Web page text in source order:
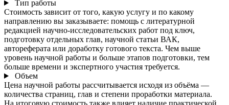
Тип работы
Стоимость зависит от того, какую услугу и по какому
направлению вы заказываете: помощь с литературной
редакцией научно-исследовательских работ под ключ,
подготовку отдельных глав, научной статьи ВАК,
автореферата или доработку готового текста. Чем выше
уровень научной работы и больше этапов подготовки, тем
больше времени и экспертного участия требуется.
Объем
Цена научной работы рассчитывается исходя из объёма —
количества страниц, глав и степени проработки материала.
На итоговую стоимость также влияет наличие практической